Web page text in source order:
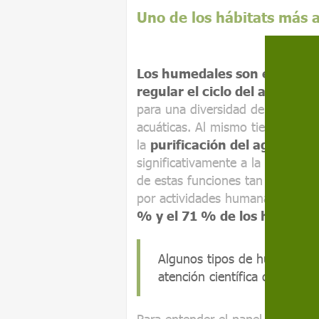
Uno de los hábitats más
Los humedales son
regular el ciclo del agua y
para una diversidad de
acuáticas. Al mismo tiempo,
la purificación del agua o la
significativamente a la salud del
de estas funciones tan
por actividades humanas:
se
% y el 71 % de los
Algunos tipos de
atención científica que